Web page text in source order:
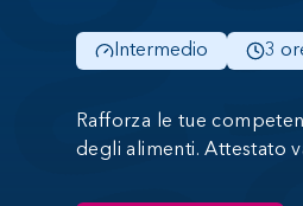
Intermedio 3
Rafforza le tue
degli alimenti. Attestato